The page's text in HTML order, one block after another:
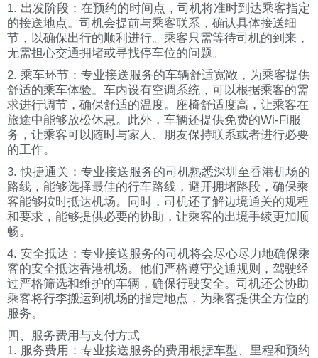
1. 出发阶段：在预约的时间点，司机将准时到达乘客指定
的接送地点。司机会提前与乘客联系，确认具体接送细
节，以确保出行的顺利进行。乘客只需等待司机的到来，
无需担心交通拥堵或寻找停车位的问题。
2. 乘车环节：专业接送服务的车辆舒适宽敞，为乘客提供
舒适的乘车体验。车内设有空调系统，可以根据乘客的需
求进行调节，确保舒适的温度。座椅舒适度高，让乘客在
旅途中能够放松休息。此外，车辆还提供免费的Wi-Fi服
务，让乘客可以随时与家人、朋友保持联系或者进行必要
的工作。
3. 快捷通关：专业接送服务的司机熟悉深圳至香港机场的
路线，能够选择最佳的行车路线，避开拥堵路段，确保乘
客能够按时抵达机场。同时，司机还了解边境通关的规程
和要求，能够提供必要的协助，让乘客的出境手续更加顺
畅。
4. 安全抵达：专业接送服务的司机将会尽心尽力地确保乘
客的安全抵达香港机场。他们严格遵守交通规则，驾驶经
过严格筛选和维护的车辆，确保行驶安全。司机还会协助
乘客将行李搬运到机场的指定地点，为乘客提供全方位的
服务。
四、服务费用与支付方式
1. 服务费用：专业接送服务的费用根据车型、里程和预约